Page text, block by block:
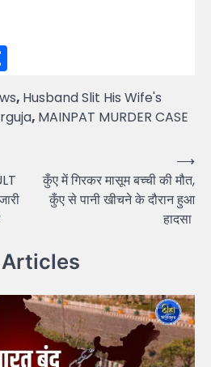
, Husband Slit His Wife's
, MAINPAT MURDER CASE
कुँए में गिरकर मासूम बच्ची की मौत,
कुँए से पानी खीचने के दौरान हुआ
हादसा
⟶